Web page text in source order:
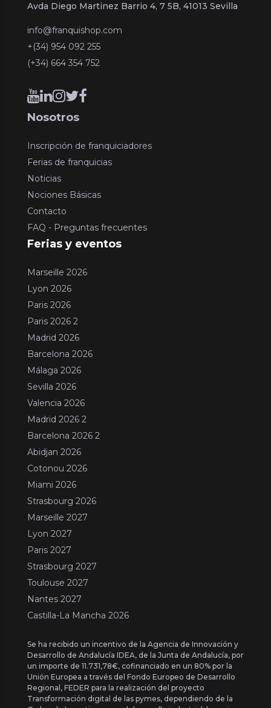
Avda Diego Martinez Barrio 4, 7 5B, 41013 Sevilla
info@franquishop.com
+(34) 954 092 255
(+34) 664 354 752
Nosotros
Inscripción de franquiciadores
Ferias de franquicias
Noticias
Nociones Básicas
Contacto
FAQ - Preguntas frecuentes
Ferias y eventos
Marseille 2026
Lyon 2026
Paris 2026
Paris 2026 2
Madrid 2026
Barcelona 2026
Málaga 2026
Sevilla 2026
Valencia 2026
Madrid 2026 2
Barcelona 2026 2
Abidjan 2026
Cotonou 2026
Miami 2026
Strasbourg 2026
Marseille 2027
Lyon 2027
Paris 2027
Strasbourg 2027
Toulouse 2027
Nantes 2027
Castilla-La Mancha 2026
Se ha recibido un incentivo de la Agencia de Innovación y
Desarrollo de Andalucía IDEA, de la Junta de Andalucía, por
un importe de 11.731,78€, cofinanciado en un 80% por la
Unión Europea a través del Fondo Europeo de Desarrollo
Regional, FEDER para la realización del proyecto
Transformación digital de las pymes, dependiendo de la